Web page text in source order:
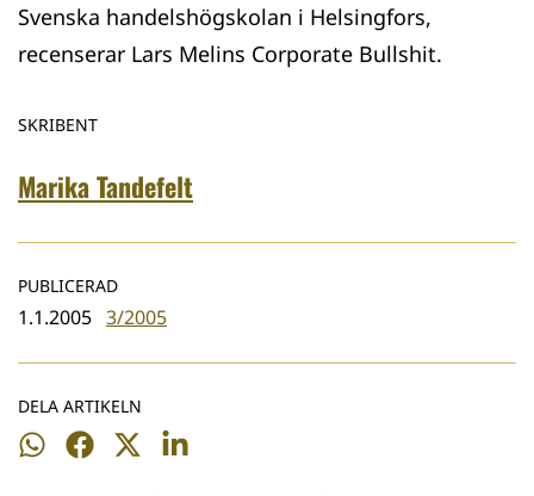
Svenska handelshögskolan i Helsingfors,
recenserar Lars Melins Corporate Bullshit.
SKRIBENT
Marika Tandefelt
PUBLICERAD
1.1.2005 3/2005
DELA ARTIKELN
Dela
Dela
Dela
Dela